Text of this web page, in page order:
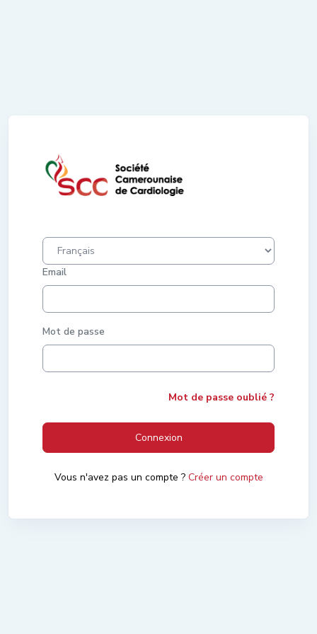
Email
Mot de passe
Mot de passe oublié ?
Connexion
Vous n'avez pas un compte ? Créer un compte